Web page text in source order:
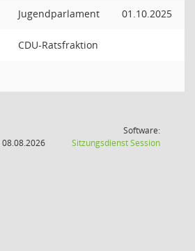
Jugendparlament 01.10.2025
CDU-Ratsfraktion
Software:
SitzungsdienstSession(Wird in